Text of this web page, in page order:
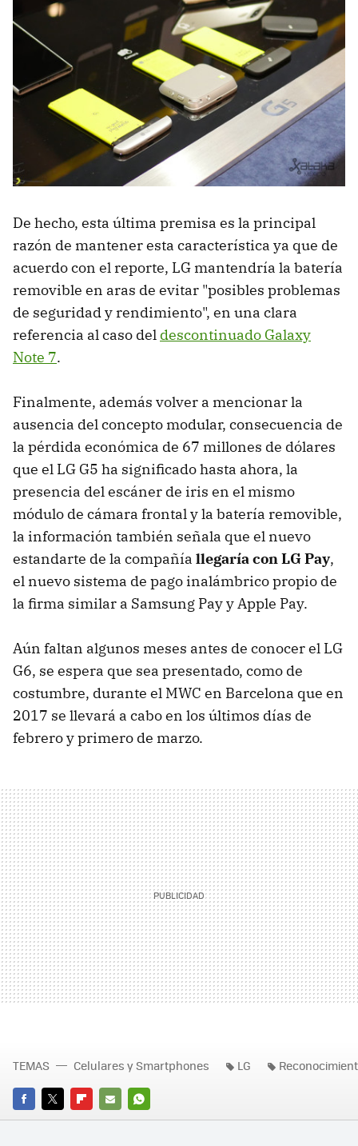
De hecho, esta última premisa es la principal
razón de mantener esta característica ya que de
acuerdo con el reporte, LG mantendría la batería
removible en aras de evitar "posibles problemas
de seguridad y rendimiento", en una clara
referencia al caso del descontinuado Galaxy
Note 7.
Finalmente, además volver a mencionar la
ausencia del concepto modular, consecuencia de
la pérdida económica de 67 millones de dólares
que el LG G5 ha significado hasta ahora, la
presencia del escáner de iris en el mismo
módulo de cámara frontal y la batería removible,
la información también señala que el nuevo
estandarte de la compañía llegaría con LG Pay,
el nuevo sistema de pago inalámbrico propio de
la firma similar a Samsung Pay y Apple Pay.
Aún faltan algunos meses antes de conocer el LG
G6, se espera que sea presentado, como de
costumbre, durante el MWC en Barcelona que en
2017 se llevará a cabo en los últimos días de
febrero y primero de marzo.
FACEBOOK
TWITTERFLIPBOARD
E-
WHATSAPP
TEMAS Celulares y Smartphones LG